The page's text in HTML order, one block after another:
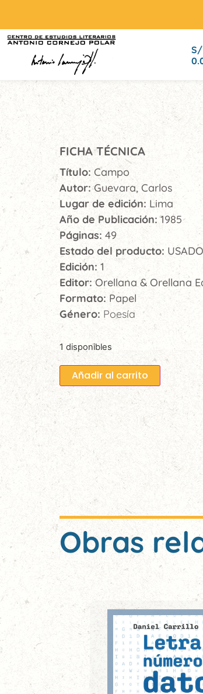
S/
FICHA TÉCNICA
Título: Campo
Autor:Guevara, Carlos
Lugar de edición: Lima
Año de Publicación:1985
Páginas: 49
Estado del producto: USADO
Edición: 1
Editor:Orellana & Orellana
Formato: Papel
Género: Poesía
1 disponibles
Añadir al carrito
Obras